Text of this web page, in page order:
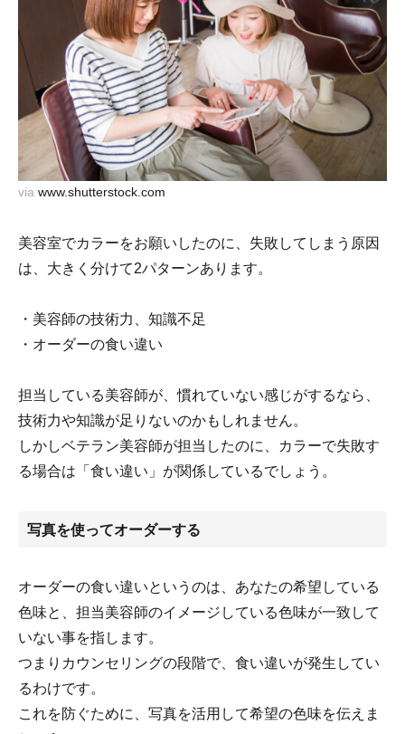
via www.shutterstock.com
美容室でカラーをお願いしたのに、失敗してしまう原因
は、大きく分けて2パターンあります。
・美容師の技術力、知識不足
・オーダーの食い違い
担当している美容師が、慣れていない感じがするなら、
技術力や知識が足りないのかもしれません。
しかしベテラン美容師が担当したのに、カラーで失敗す
る場合は「食い違い」が関係しているでしょう。
写真を使ってオーダーする
オーダーの食い違いというのは、あなたの希望している
色味と、担当美容師のイメージしている色味が一致して
いない事を指します。
つまりカウンセリングの段階で、食い違いが発生してい
るわけです。
これを防ぐために、写真を活用して希望の色味を伝えま